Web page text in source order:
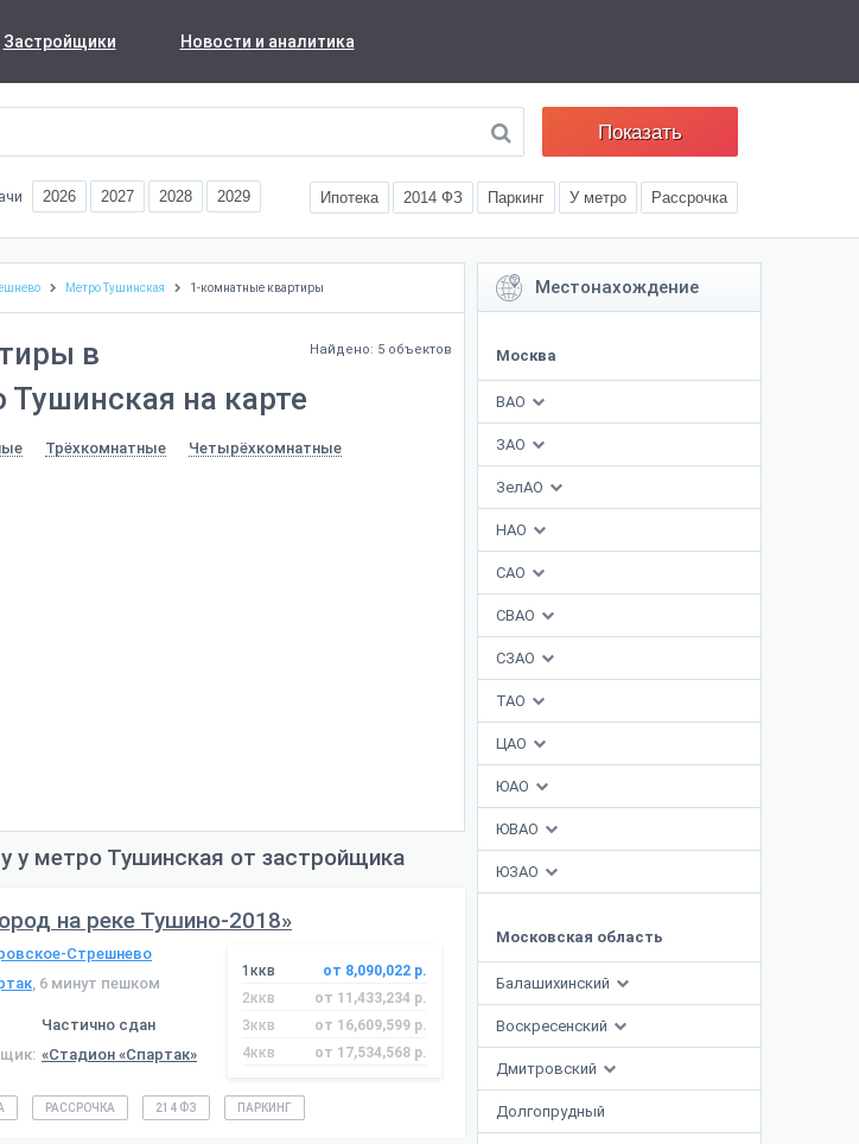
Застройщики Новости и аналитика
Показать
2026 2027 2028 2029 Ипотека 2014 ФЗ Паркинг У метро Рассрочка
Местонахождение
Москва
ВАО
ЗАО
ЗелАО
НАО
САО
СВАО
СЗАО
ТАО
ЦАО
ЮАО
ЮВАО
ЮЗАО
Московская область
Балашихинский
Воскресенский
Дмитровский
Долгопрудный
Метро Тушинская 1-комнатные квартиры
Найдено: 5 объектов
в
Тушинская на карте
Трёхкомнатные Четырёхкомнатные
у метро Тушинская от застройщика
на реке Тушино-2018»
Стрешнево
, 6 минут пешком
Частично сдан
«Стадион «Спартак»
1ккв
от 8,090,022 р.
2ккв
от 11,433,234 р.
3ккв
от 16,609,599 р.
4ккв
от 17,534,568 р.
РАССРОЧКА 214 ФЗ ПАРКИНГ